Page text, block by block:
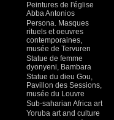
Peintures de l'église
Abba Antonios
Persona. Masques
rituels et oeuvres
contemporaines,
musée de Tervuren
Statue de femme
dyonyeni, Bambara
Statue du dieu Gou,
Pavillon des Sessions,
musée du Louvre
Sub-saharian Africa art
Yoruba art and culture